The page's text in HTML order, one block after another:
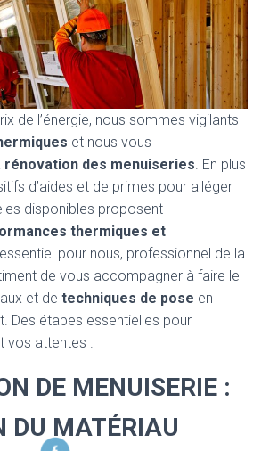
de l’énergie, nous sommes vigilants
et nous vous
rénovation des menuiseries. En plus
d’aides et de primes pour alléger
disponibles proposent
thermiques et
pour nous, professionnel de la
de vous accompagner à faire le
et de techniques de pose en
Des étapes essentielles pour
vos attentes .
DE MENUISERIE :
DU MATÉRIAU